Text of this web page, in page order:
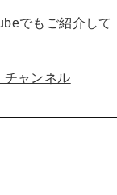
でもご紹介して
チャンネル